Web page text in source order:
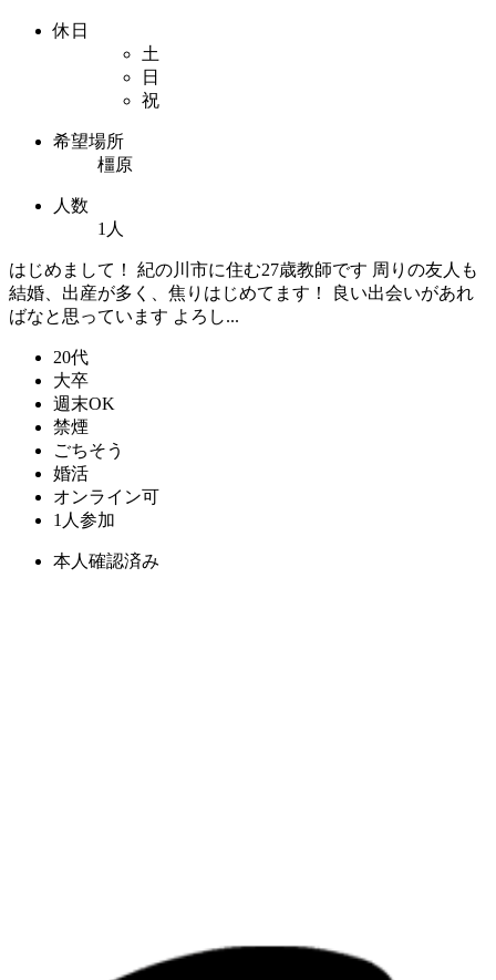
休日
土
日
祝
希望場所
橿原
人数
1人
はじめまして！ 紀の川市に住む27歳教師です 周りの友人も
結婚、出産が多く、焦りはじめてます！ 良い出会いがあれ
ばなと思っています よろし...
20代
大卒
週末OK
禁煙
ごちそう
婚活
オンライン可
1人参加
本人確認済み